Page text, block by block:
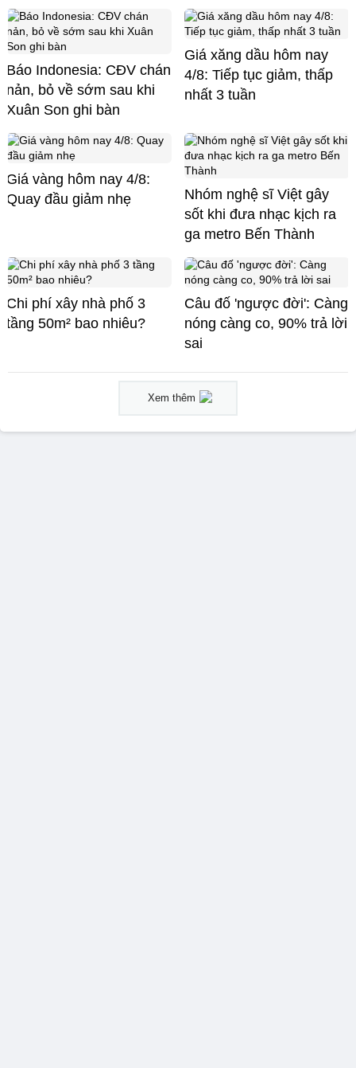
Báo Indonesia: CĐV chán
nản, bỏ về sớm sau khi
Xuân Son ghi bàn
Giá xăng dầu hôm nay
4/8: Tiếp tục giảm, thấp
nhất 3 tuần
Giá vàng hôm nay 4/8:
Quay đầu giảm nhẹ
Nhóm nghệ sĩ Việt gây
sốt khi đưa nhạc kịch ra
ga metro Bến Thành
Chi phí xây nhà phố 3
tầng 50m² bao nhiêu?
Câu đố 'ngược đời': Càng
nóng càng co, 90% trả lời
sai
Xem thêm